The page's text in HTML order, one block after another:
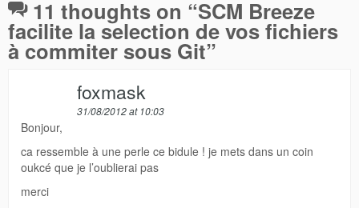
11 thoughts on “SCM Breeze
facilite la selection de vos fichiers
à commiter sous Git”
foxmask
31/08/2012 at 10:03
Bonjour,
ca ressemble à une perle ce bidule ! je mets dans un coin
oukcé que je l’oublierai pas
merci